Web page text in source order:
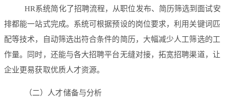
HR系统简化了招聘流程，从职位发布、简历筛选到面试安
排都能一站式完成。系统可根据预设的岗位要求，利用关键词匹
配等技术，自动筛选出符合条件的简历，大幅减少人工筛选的工
作量。同时，还能与各大招聘平台无缝对接，拓宽招聘渠道，让
企业更易获取优质人才资源。
（二）人才储备与分析